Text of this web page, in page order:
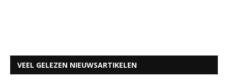
VEEL GELEZEN NIEUWSARTIKELEN